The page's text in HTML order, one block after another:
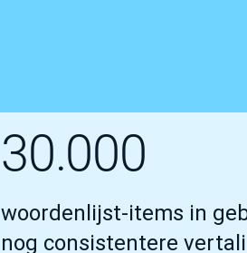
30.000
woordenlijst-items in
nog consistentere